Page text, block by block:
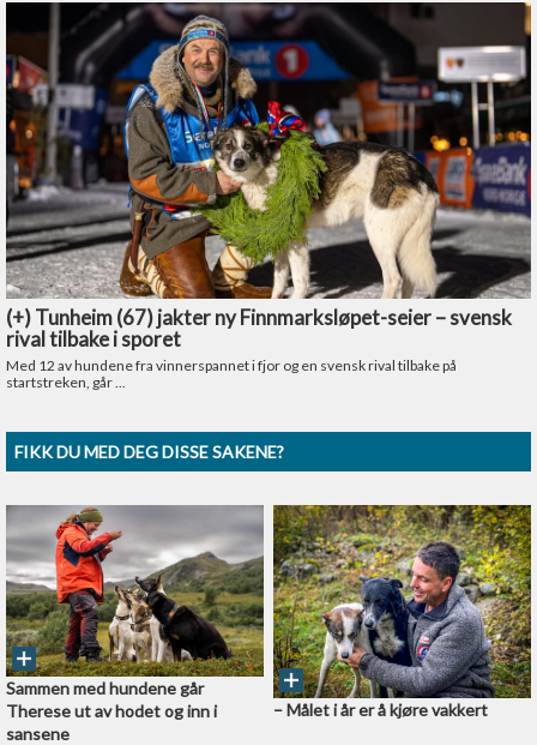
FIKK DU MED DEG DISSE SAKENE?
Sammen med hundene går
Therese ut av hodet og inn i
sansene
–⁠ Målet i år er å kjøre vakkert